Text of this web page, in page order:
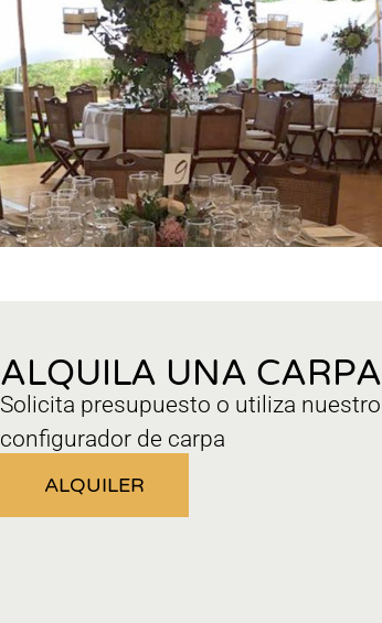
ALQUILA UNA CARPA
Solicita presupuesto o utiliza nuestro
configurador de carpa
ALQUILER